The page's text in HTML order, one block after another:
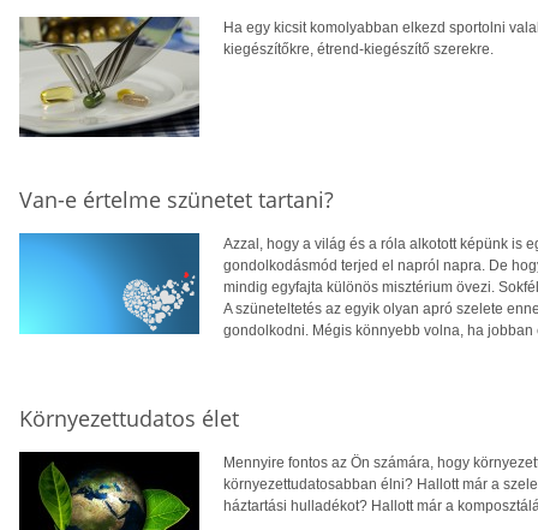
Ha egy kicsit komolyabban elkezd sportolni
kiegészítőkre, étrend-kiegészítő szerekre.
Van-e értelme szünetet tartani?
Azzal, hogy a világ és a róla alkotott képünk is
gondolkodásmód terjed el napról napra. De
mindig egyfajta különös misztérium övezi.
A szüneteltetés az egyik olyan apró szelete
gondolkodni. Mégis könnyebb volna, ha jobban
Környezettudatos élet
Mennyire fontos az Ön számára, hogy
környezettudatosabban élni? Hallott már a
háztartási hulladékot? Hallott már a